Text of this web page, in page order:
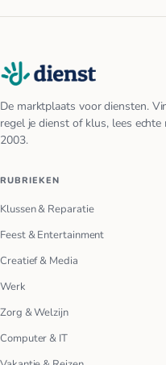
De marktplaats voor diensten.
regel je dienst of klus, lees echte
2003.
RUBRIEKEN
Klussen & Reparatie
Feest & Entertainment
Creatief & Media
Werk
Zorg & Welzijn
Computer & IT